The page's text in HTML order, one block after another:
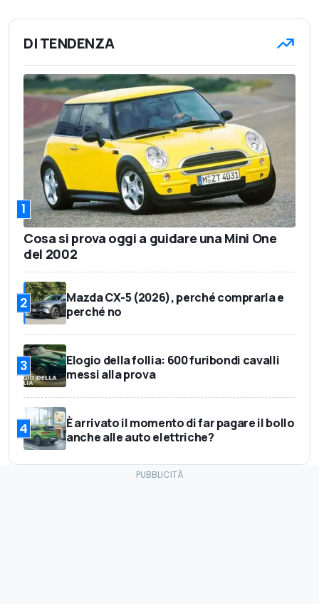
DI TENDENZA
1
Cosa si prova oggi a guidare una Mini One
del 2002
2
Mazda CX-5 (2026), perché comprarla e
perché no
3
Elogio della follia: 600 furibondi cavalli
messi alla prova
4
È arrivato il momento di far pagare il bollo
anche alle auto elettriche?